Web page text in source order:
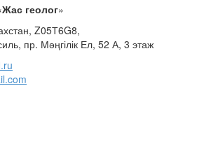
Жас геолог»
Z05Т6G8,
пр. Мәңгілік Ел, 52 А, 3 этаж